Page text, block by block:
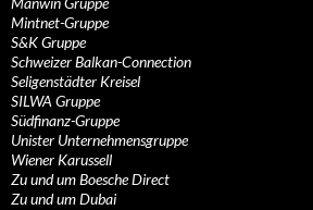
Mintnet-Gruppe
S&K Gruppe
Schweizer Balkan-Connection
Seligenstädter Kreisel
SILWA Gruppe
Südfinanz-Gruppe
Unister Unternehmensgruppe
Wiener Karussell
Zu und um Boesche Direct
Zu und um Dubai